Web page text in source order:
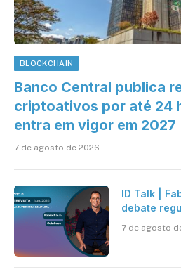
BLOCKCHAIN
Banco Central publica
criptoativos por até 24
entra em vigor em 2027
7 de agosto de 2026
ID Talk |
debate
7 de agosto